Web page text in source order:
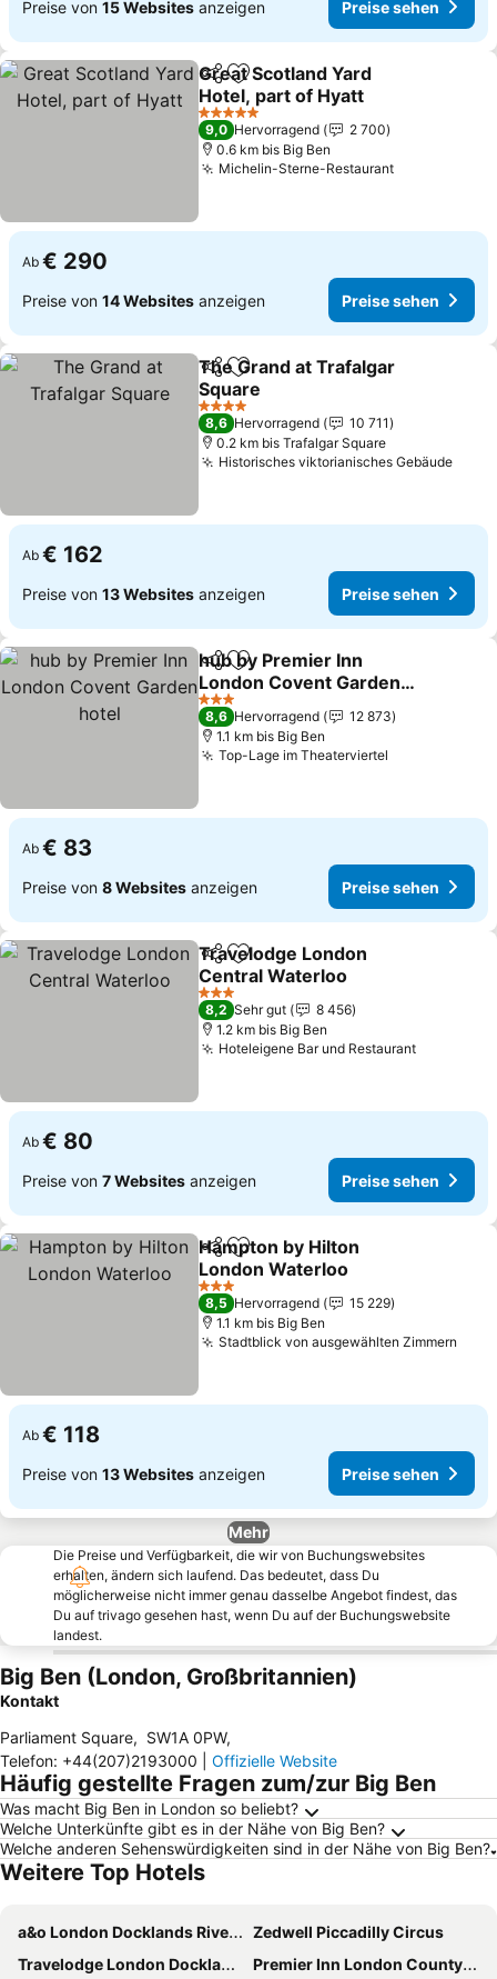
Preise von 15 Websites anzeigen Preise sehen
TeilenZu Favoriten hinzufügen
Great Scotland Yard
Hotel, part of Hyatt
5 Sterne
9,0 Hervorragend
2 700
0.6 km bis Big Ben
Michelin-Sterne-Restaurant
Ab € 290
Preise von 14 Websites anzeigen Preise sehen
TeilenZu Favoriten hinzufügen
The Grand at Trafalgar
Square
4 Sterne
8,6 Hervorragend
10 711
0.2 km bis Trafalgar Square
Historisches viktorianisches Gebäude
Ab € 162
Preise von 13 Websites anzeigen Preise sehen
TeilenZu Favoriten hinzufügen
hub by Premier Inn
London Covent Garden
hotel
3 Sterne
8,6 Hervorragend
12 873
1.1 km bis Big Ben
Top-Lage im Theaterviertel
Ab € 83
Preise von 8 Websites anzeigen Preise sehen
TeilenZu Favoriten hinzufügen
Travelodge London
Central Waterloo
3 Sterne
8,2 Sehr gut
8 456
1.2 km bis Big Ben
Hoteleigene Bar und Restaurant
Ab € 80
Preise von 7 Websites anzeigen Preise sehen
TeilenZu Favoriten hinzufügen
Hampton by Hilton
London Waterloo
3 Sterne
8,5 Hervorragend
15 229
1.1 km bis Big Ben
Stadtblick von ausgewählten Zimmern
Ab € 118
Preise von 13 Websites anzeigen Preise sehen
Mehr
Die Preise und Verfügbarkeit, die wir von Buchungswebsites
erhalten, ändern sich laufend. Das bedeutet, dass Du
möglicherweise nicht immer genau dasselbe Angebot findest, das
Du auf trivago gesehen hast, wenn Du auf der Buchungswebsite
landest.
Big Ben (London, Großbritannien)
Kontakt
Parliament Square, SW1A 0PW,
Telefon: +44(207)2193000 Offizielle Website
Häufig gestellte Fragen zum/zur Big Ben
Was macht Big Ben in London so beliebt?
Welche Unterkünfte gibt es in der Nähe von Big Ben?
Welche anderen Sehenswürdigkeiten sind in der Nähe von Big Ben?
Weitere Top Hotels
a&o London Docklands Riverside
Zedwell Piccadilly Circus
Travelodge London Docklands Central
Premier Inn London County Hall